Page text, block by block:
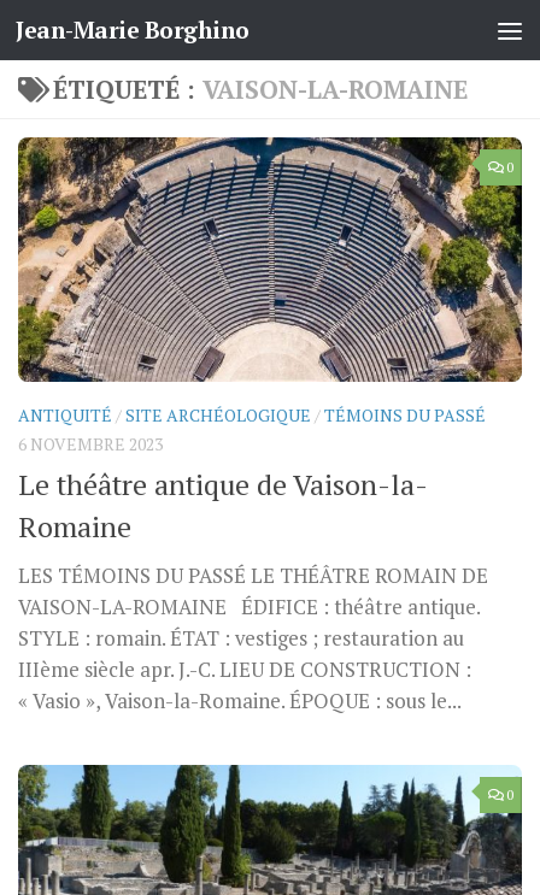
Skip to content
Jean-Marie Borghino
ÉTIQUETÉ : VAISON-LA-ROMAINE
0
ANTIQUITÉ /SITE ARCHÉOLOGIQUE /TÉMOINS DU PASSÉ
6 NOVEMBRE 2023
Le théâtre antique de Vaison-la-
Romaine
LES TÉMOINS DU PASSÉ LE THÉÂTRE ROMAIN DE
VAISON-LA-ROMAINE ÉDIFICE : théâtre antique.
STYLE : romain. ÉTAT : vestiges ; restauration au
IIIème siècle apr. J.-C. LIEU DE CONSTRUCTION :
« Vasio », Vaison-la-Romaine. ÉPOQUE : sous le...
0